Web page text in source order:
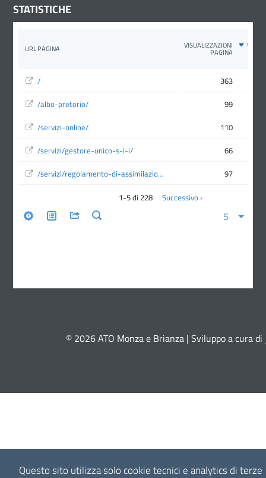
Questo sito utilizza solo cookie tecnici e analytics di terze
STATISTICHE
© 2026 ATO Monza e Brianza | Sviluppo a cura di